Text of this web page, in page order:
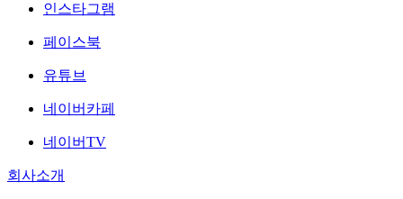
인스타그램
페이스북
유튜브
네이버카페
네이버TV
회사소개